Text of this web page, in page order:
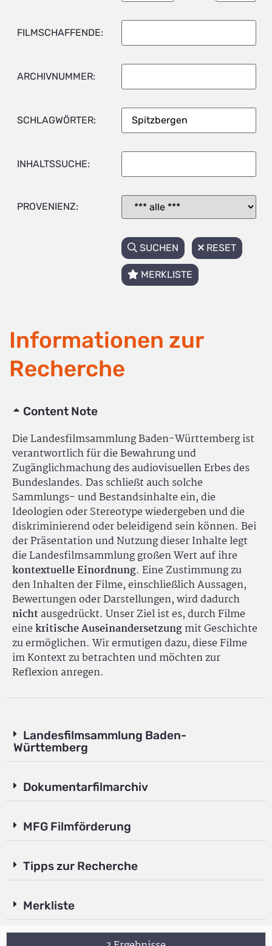
FILMSCHAFFENDE:
ARCHIVNUMMER:
SCHLAGWÖRTER:
INHALTSSUCHE:
PROVENIENZ:
SUCHEN RESET
MERKLISTE
Informationen zur
Recherche
Content Note
Die Landesfilmsammlung Baden-Württemberg ist
verantwortlich für die Bewahrung und
Zugänglichmachung des audiovisuellen Erbes des
Bundeslandes. Das schließt auch solche
Sammlungs- und Bestandsinhalte ein, die
Ideologien oder Stereotype wiedergeben und die
diskriminierend oder beleidigend sein können. Bei
der Präsentation und Nutzung dieser Inhalte legt
die Landesfilmsammlung großen Wert auf ihre
kontextuelle Einordnung. Eine Zustimmung zu
den Inhalten der Filme, einschließlich Aussagen,
Bewertungen oder Darstellungen, wird dadurch
nichtausgedrückt. Unser Ziel ist es, durch Filme
einekritische Auseinandersetzungmit Geschichte
zu ermöglichen. Wir ermutigen dazu, diese Filme
im Kontext zu betrachten und möchten zur
Reflexion anregen.
Landesfilmsammlung Baden-
Württemberg
Dokumentarfilmarchiv
MFG Filmförderung
Tipps zur Recherche
Merkliste